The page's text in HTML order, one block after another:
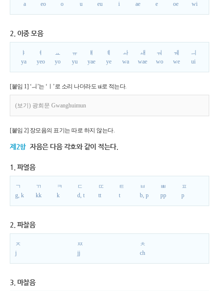
a
eo
o
u
eu
i
ae
e
oe
wi
2. 이중 모음
ㅑ
ya
ㅕ
yeo
ㅛ
yo
ㅠ
yu
ㅒ
yae
ㅖ
ye
ㅘ
wa
ㅙ
wae
ㅝ
wo
ㅞ
we
ㅢ
ui
[붙임 1] ‘ㅢ’는 ‘ㅣ’로 소리 나더라도 ui로 적는다.
(보기) 광희문 Gwanghuimun
[붙임 2] 장모음의 표기는 따로 하지 않는다.
제2항 자음은 다음 각호와 같이 적는다.
1. 파열음
ㄱ
g, k
ㄲ
kk
ㅋ
k
ㄷ
d, t
ㄸ
tt
ㅌ
t
ㅂ
b, p
ㅃ
pp
ㅍ
p
2. 파찰음
ㅈ
j
ㅉ
jj
ㅊ
ch
3. 마찰음